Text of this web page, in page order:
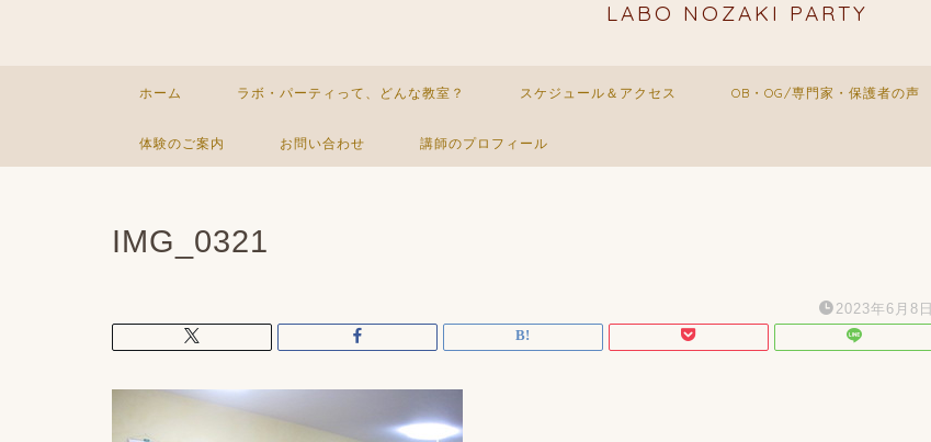
LABO NOZAKI PARTY
ホーム ラボ・パーティって、どんな教室？ スケジュール＆アクセス OB・OG/専門家・保護者の声
体験のご案内 お問い合わせ 講師のプロフィール
IMG_0321
2023年6月8日